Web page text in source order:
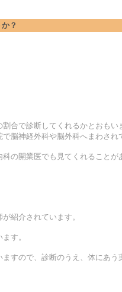
？
合で診断してくれるかとおもい
脳神経外科や脳外科へまわさ
の開業医でも見てくれることが
紹介されています。
す。
すので、診断のうえ、体にあう